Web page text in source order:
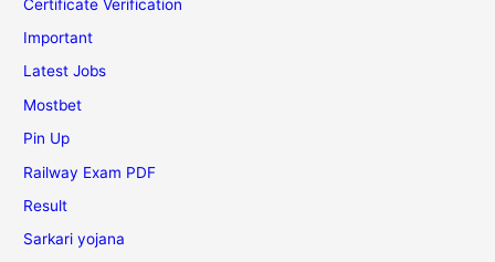
Certificate Verification
Important
Latest Jobs
Mostbet
Pin Up
Railway Exam PDF
Result
Sarkari yojana